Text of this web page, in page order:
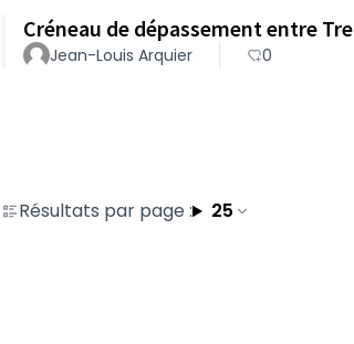
Créneau de dépassement entre
Jean-Louis Arquier 0
Résultats par page : 25